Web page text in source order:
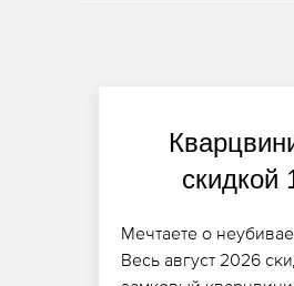
скидкой
Мечтаете о
Весь август 2026